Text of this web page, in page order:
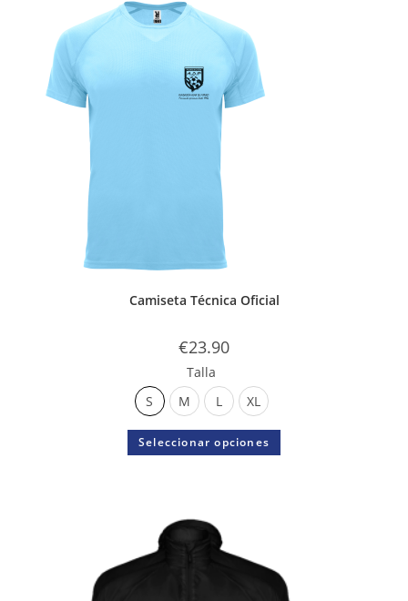
Camiseta Técnica Oficial
€23.90
Talla
S
M L XL
Seleccionar opciones